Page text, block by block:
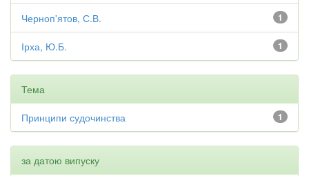
1
Черноп'ятов, С.В.
1
Ірха, Ю.Б.
Тема
1
Принципи судочинства
за датою випуску